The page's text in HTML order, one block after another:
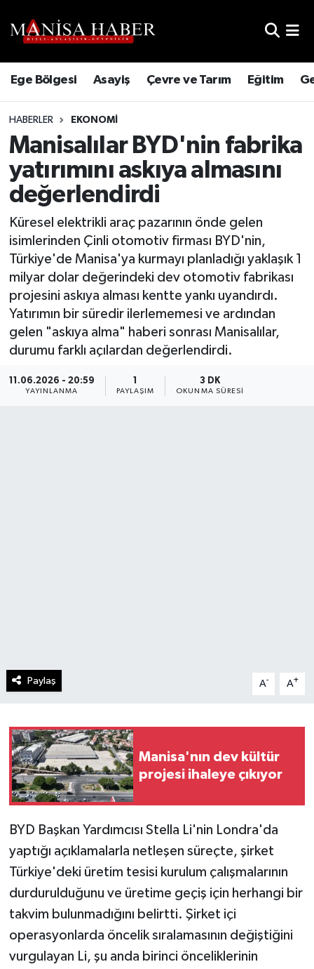
Ege Bölgesi Asayiş Çevre ve Tarım Eğitim
HABERLER EKONOMI
Manisalılar BYD'nin fabrika
yatırımını askıya almasını
değerlendirdi
Küresel elektrikli araç pazarının önde gelen
isimlerinden Çinli otomotiv firması BYD'nin,
Türkiye'de Manisa'ya kurmayı planladığı yaklaşık 1
milyar dolar değerindeki dev otomotiv fabrikası
projesini askıya alması kentte yankı uyandırdı.
Yatırımın bir süredir ilerlememesi ve ardından
gelen "askıya alma" haberi sonrası Manisalılar,
durumu farklı açılardan değerlendirdi.
11.06.2026 - 20:59
YAYINLANMA
1
PAYLAŞIM
3 DK
OKUNMA SÜRESI
Paylaş A- A+
Manisa'nın dev kültür
projesi ihaleye çıkıyor
BYD Başkan Yardımcısı Stella Li'nin Londra'da
yaptığı açıklamalarla netleşen süreçte, şirket
Türkiye'deki üretim tesisi kurulum çalışmalarının
durdurulduğunu ve üretime geçiş için herhangi bir
takvim bulunmadığını belirtti. Şirket içi
operasyonlarda öncelik sıralamasının değiştiğini
vurgulayan Li, şu anda birinci önceliklerinin
Trafik Durumu
Süper Lig Puan Durumu ve Fikstür
Tüm Manşetler
Son Dakika Haberleri